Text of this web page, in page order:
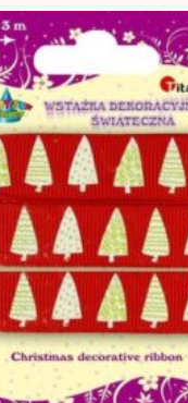
MDL.
цена:
10,00 MDL.